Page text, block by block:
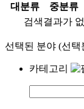
대분류
중분류
검색결과가
선택된 분야 (선
카테고리